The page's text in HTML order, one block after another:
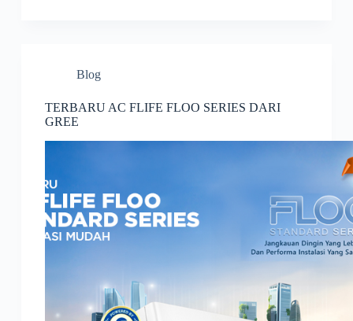
Blog
TERBARU AC FLIFE FLOO SERIES DARI
GREE